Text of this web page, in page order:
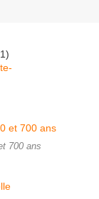
700 ans